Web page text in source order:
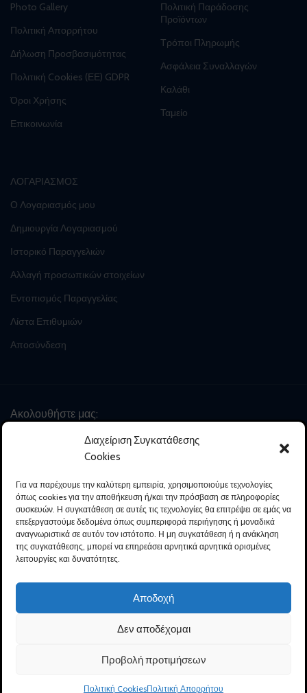
Διαχείριση Συγκατάθεσης
Cookies
Για να παρέχουμε την καλύτερη εμπειρία, χρησιμοποιούμε τεχνολογίες
όπως cookies για την αποθήκευση ή/και την πρόσβαση σε πληροφορίες
συσκευών. Η συγκατάθεση σε αυτές τις τεχνολογίες θα επιτρέψει σε εμάς να
επεξεργαστούμε δεδομένα όπως συμπεριφορά περιήγησης ή μοναδικά
αναγνωριστικά σε αυτόν τον ιστότοπο. Η μη συγκατάθεση ή η ανάκληση
της συγκατάθεσης, μπορεί να επηρεάσει αρνητικά αρνητικά ορισμένες
λειτουργίες και δυνατότητες.
Αποδοχή
Δεν αποδέχομαι
Προβολή προτιμήσεων
Πολιτική CookiesΠολιτική Απορρήτου
Photo Gallery
Πολιτική Απορρήτου
Δήλωση Προσβασιμότητας
Πολιτική Cookies (ΕΕ) GDPR
Όροι Χρήσης
Επικοινωνία
Πολιτική Παράδοσης
Προϊόντων
Τρόποι Πληρωμής
Ασφάλεια Συναλλαγών
Καλάθι
Ταμείο
ΛΟΓΑΡΙΑΣΜΟΣ
Ο Λογαριασμός μου
Δημιουργία Λογαριασμού
Ιστορικό Παραγγελιών
Αλλαγή προσωπικών στοιχείων
Εντοπισμός Παραγγελίας
Λίστα Επιθυμιών
Αποσύνδεση
Ακολουθήστε μας:
Συναλλαγές με ασφάλεια:
2022 - Β.ΔΕΛΗΓΙΑΝΝΗΣ – Ι. ΧΟΛΗΣ Α.Ε. - CREATED BY:Site-
ΑΝΑΜΕΙΚΤΙΚΗ
ΛΟΥΤΡΟΥ L20